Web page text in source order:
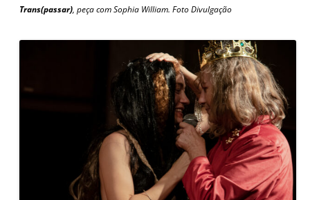
Trans(passar), peça com Sophia William. Foto Divulgação